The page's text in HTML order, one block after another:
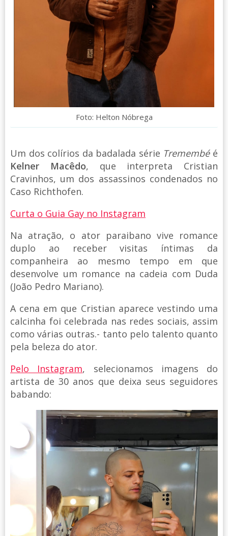
Foto: Helton Nóbrega
Um dos colírios da badalada série Tremembéé
Kelner Macêdo, que interpreta Cristian
Cravinhos, um dos assassinos condenados no
Caso Richthofen.
Curta o Guia Gay no Instagram
Na atração, o ator paraibano vive romance
duplo ao receber visitas íntimas da
companheira ao mesmo tempo em que
desenvolve um romance na cadeia com Duda
(João Pedro Mariano).
A cena em que Cristian aparece vestindo uma
calcinha foi celebrada nas redes sociais, assim
como várias outras.- tanto pelo talento quanto
pela beleza do ator.
Pelo Instagram, selecionamos imagens do
artista de 30 anos que deixa seus seguidores
babando: